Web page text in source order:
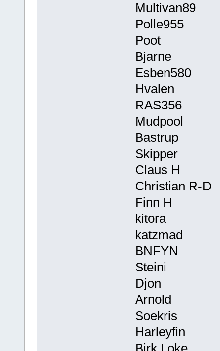
Multivan89
Polle955
Poot
Bjarne
Esben580
Hvalen
RAS356
Mudpool
Bastrup
Skipper
Claus H
Christian R-D
Finn H
kitora
katzmad
BNFYN
Steini
Djon
Arnold
Soekris
Harleyfin
Birk Loke